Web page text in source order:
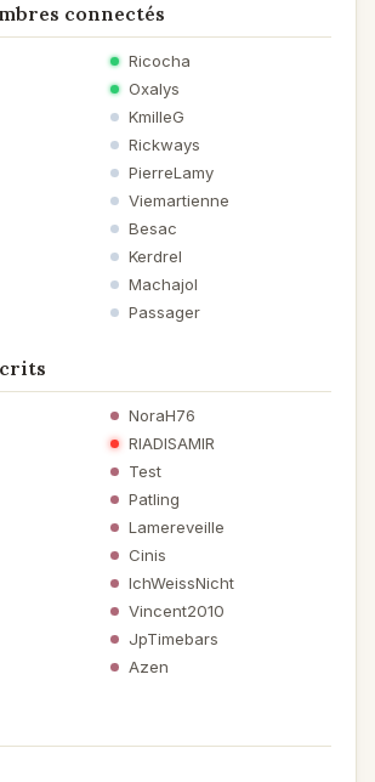
connectés
Ricocha
Oxalys
KmilleG
Rickways
PierreLamy
Viemartienne
Besac
Kerdrel
Machajol
Passager
NoraH76
RIADISAMIR
Test
Patling
Lamereveille
Cinis
IchWeissNicht
Vincent2010
JpTimebars
Azen